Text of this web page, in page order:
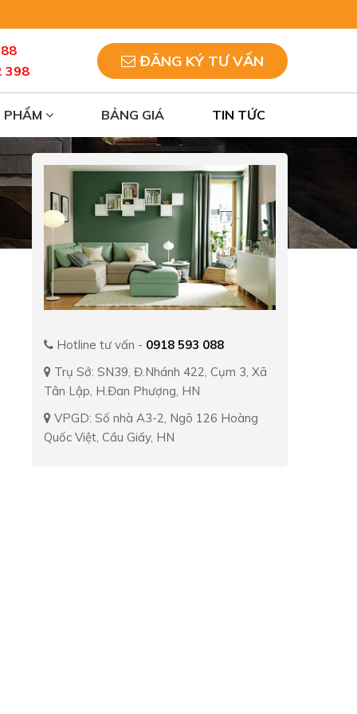
398
ĐĂNG KÝ TƯ VẤN
PHẨM BẢNG GIÁ TIN TỨC
Hotline tư vấn - 0918 593 088
Trụ Sở: SN39, Đ.Nhánh 422, Cụm 3, Xã
Tân Lập, H.Đan Phượng, HN
VPGD: Số nhà A3-2, Ngõ 126 Hoàng
Quốc Việt, Cầu Giấy, HN